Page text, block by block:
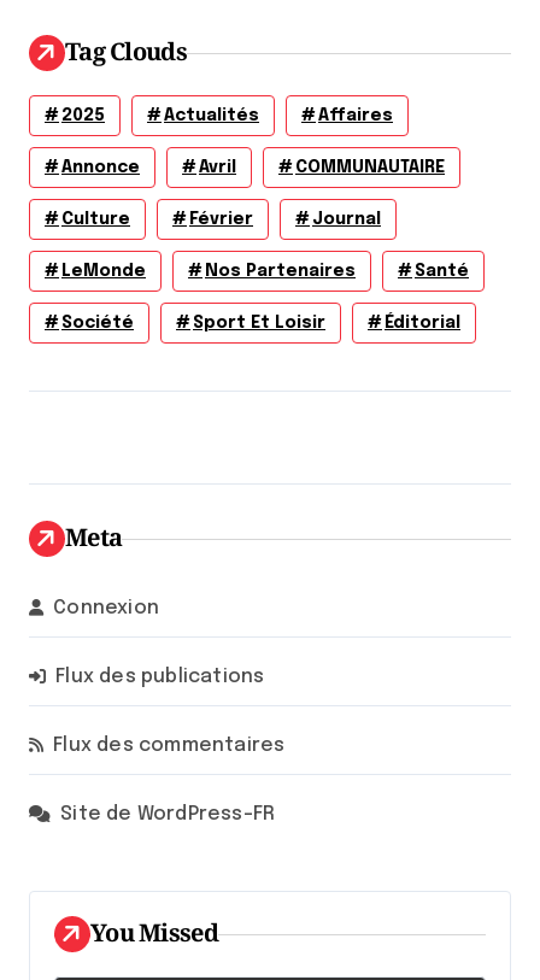
Tag Clouds
2025 Actualités Affaires
Annonce Avril COMMUNAUTAIRE
Culture Février Journal
LeMonde Nos Partenaires Santé
Société Sport Et Loisir Éditorial
Meta
Connexion
Flux des publications
Flux des commentaires
Site de WordPress-FR
You Missed